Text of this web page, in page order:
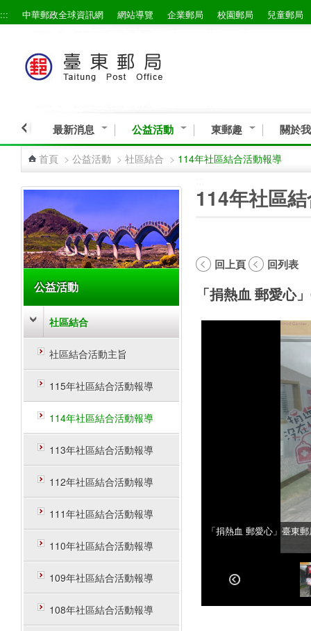
跳到主要內容區塊
::: 中華郵政全球資訊網 網站導覽 企業郵局 校園郵局 兒童郵局
最新消息 公益活動 東郵趣 關於
首頁 > 公益活動 > 社區結合 > 114年社區結合活動報導
公益活動
社區結合
社區結合活動主旨
115年社區結合活動報導
114年社區結合活動報導
113年社區結合活動報導
112年社區結合活動報導
111年社區結合活動報導
110年社區結合活動報導
109年社區結合活動報導
108年社區結合活動報導
114年社區
回上頁 回列表
「捐熱血 郵愛心
「捐熱血 郵愛心」臺東
「捐熱血 郵愛心」臺東